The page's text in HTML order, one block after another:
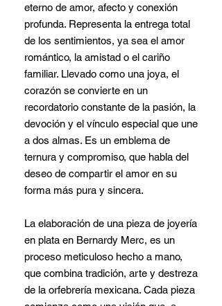
eterno de amor, afecto y conexión
profunda. Representa la entrega total
de los sentimientos, ya sea el amor
romántico, la amistad o el cariño
familiar. Llevado como una joya, el
corazón se convierte en un
recordatorio constante de la pasión, la
devoción y el vínculo especial que une
a dos almas. Es un emblema de
ternura y compromiso, que habla del
deseo de compartir el amor en su
forma más pura y sincera.
La elaboración de una pieza de joyería
en plata en Bernardy Merc, es un
proceso meticuloso hecho a mano,
que combina tradición, arte y destreza
de la orfebrería mexicana. Cada pieza